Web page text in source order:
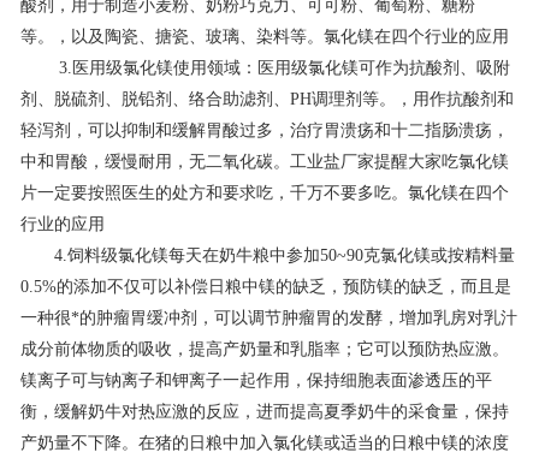
酸剂，用于制造小麦粉、奶粉巧克力、可可粉、葡萄粉、糖粉
等。，以及陶瓷、搪瓷、玻璃、染料等。氯化镁在四个行业的应用
3.医用级氯化镁使用领域：医用级氯化镁可作为抗酸剂、吸附
剂、脱硫剂、脱铅剂、络合助滤剂、PH调理剂等。，用作抗酸剂和
轻泻剂，可以抑制和缓解胃酸过多，治疗胃溃疡和十二指肠溃疡，
中和胃酸，缓慢耐用，无二氧化碳。工业盐厂家提醒大家吃氯化镁
片一定要按照医生的处方和要求吃，千万不要多吃。氯化镁在四个
行业的应用
4.饲料级氯化镁每天在奶牛粮中参加50~90克氯化镁或按精料量
0.5%的添加不仅可以补偿日粮中镁的缺乏，预防镁的缺乏，而且是
一种很*的肿瘤胃缓冲剂，可以调节肿瘤胃的发酵，增加乳房对乳汁
成分前体物质的吸收，提高产奶量和乳脂率；它可以预防热应激。
镁离子可与钠离子和钾离子一起作用，保持细胞表面渗透压的平
衡，缓解奶牛对热应激的反应，进而提高夏季奶牛的采食量，保持
产奶量不下降。在猪的日粮中加入氯化镁或适当的日粮中镁的浓度